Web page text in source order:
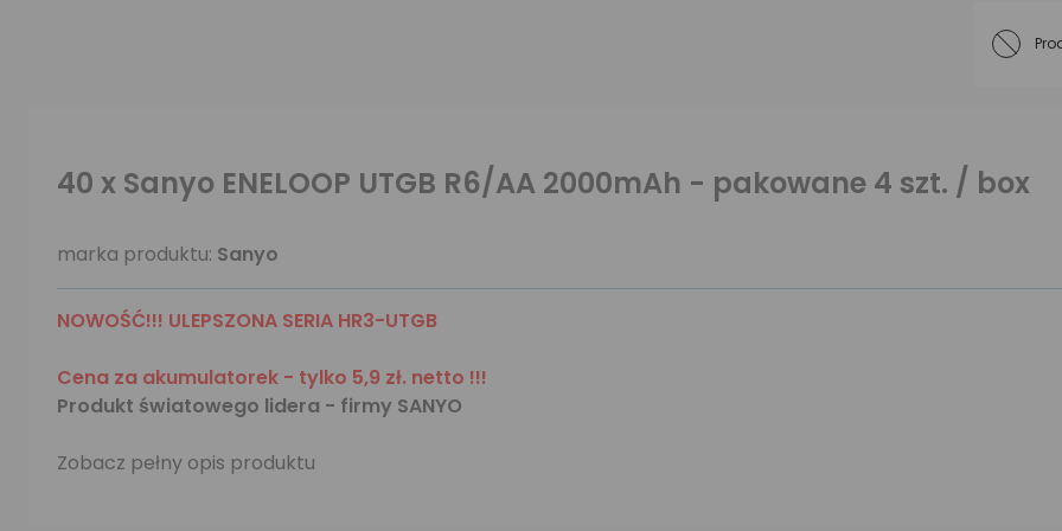
40 x Sanyo ENELOOP UTGB R6/AA 2000mAh - pakowane 4 szt. / box
marka produktu: Sanyo
NOWOŚĆ!!! ULEPSZONA SERIA HR3-UTGB
Cena za akumulatorek - tylko 5,9 zł. netto !!!
Produkt światowego lidera - firmy SANYO
Zobacz pełny opis produktu